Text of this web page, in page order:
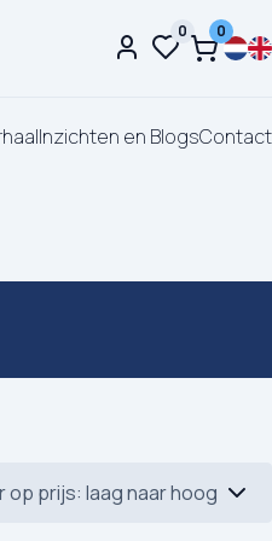
0 0
Inzichten en BlogsContact